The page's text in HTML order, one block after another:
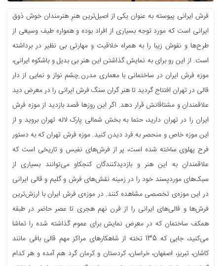
فرش ایرانی پیوسته به عنوان یکی از اصیل‌ترین هنرِ هنرمندان خوش ذوق
ایرانی است که مورد توجه بسیاری از افراد بوده و همواره طیف وسیعی از
طرح‌ها و نقوش زیبا را به همراه خلاقیت و مهارتی بی نظیر در برداشته
است‌. از این رو برای به نمایش گذاشتن این هنر بی بدیل و باشکوه ایرانی،
موزه فرش ایران در ساختمانی با معماری مدرن ِچشم‌ نواز و نمایی از دار
قالی در تهران افتتاح گردید تا هنر گران سنگ فرش ایرانی را در معرض دید
علاقمندان و مشتاقانش قرار دهد. اگر این روزها قصد بازدید از موزه فرش
ایران را در تهران دارید، حتما به بخش شمالی پارک لاله تهران بروید و از
این موزه خاص و منحصر به فرد دیدن کنید. موزه فرش تهران که به دستور
فرح پهلوی ساخته شده است، پر از فرش‌های نفیس و تاریخی است که
علاقمندان به این هنر و بازدیدکنندگان کنجکاو می‌توانند بسیاری از
سبک‌های موردپسند خود را در زمینه نقش‌های فرش و گلیم و قالی ایرانی
در این موزه‌ی تخصصی مشاهده کنند. در موزه‌ی فرش ایران با ارزش‌ترین
فرش‌ها و قالی‌های ایرانی را از قرن نهم هجری تا عصر حاضر در طبقه
همکف ساختمان که در معرض نمایش برای عموم گذاشته شده را تماشا
می‌کنید، جایی که 135 تخته از شاهکارهای مراکز مهم قالی بافی مانند
کاشان، تبریز، اصفهان، خراسان، کردستان و کرمان گرد هم آمده و هر کدام